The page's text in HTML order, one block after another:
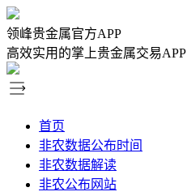
领峰贵金属官方APP
高效实用的掌上贵金属交易APP
首页
非农数据公布时间
非农数据解读
非农公布网站